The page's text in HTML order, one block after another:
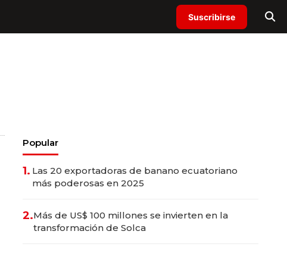
Suscribirse
Popular
1. Las 20 exportadoras de banano ecuatoriano
más poderosas en 2025
2.Más de US$ 100 millones se invierten en la
transformación de Solca